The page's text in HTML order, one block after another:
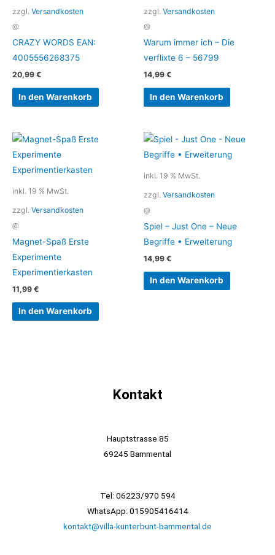
zzgl. Versandkosten
@
CRAZY WORDS EAN:
4005556268375
20,99 €
In den Warenkorb
zzgl. Versandkosten
@
Warum immer ich – Die
verflixte 6 – 56799
14,99 €
In den Warenkorb
inkl. 19 % MwSt.
zzgl. Versandkosten
@
Magnet-Spaß Erste
Experimente
Experimentierkasten
11,99 €
In den Warenkorb
inkl. 19 % MwSt.
zzgl. Versandkosten
@
Spiel – Just One – Neue
Begriffe • Erweiterung
14,99 €
In den Warenkorb
Kontakt
Hauptstrasse 85
69245 Bammental
Tel: 06223/970 594
WhatsApp: 015905416414
kontakt@villa-kunterbunt-bammental.de